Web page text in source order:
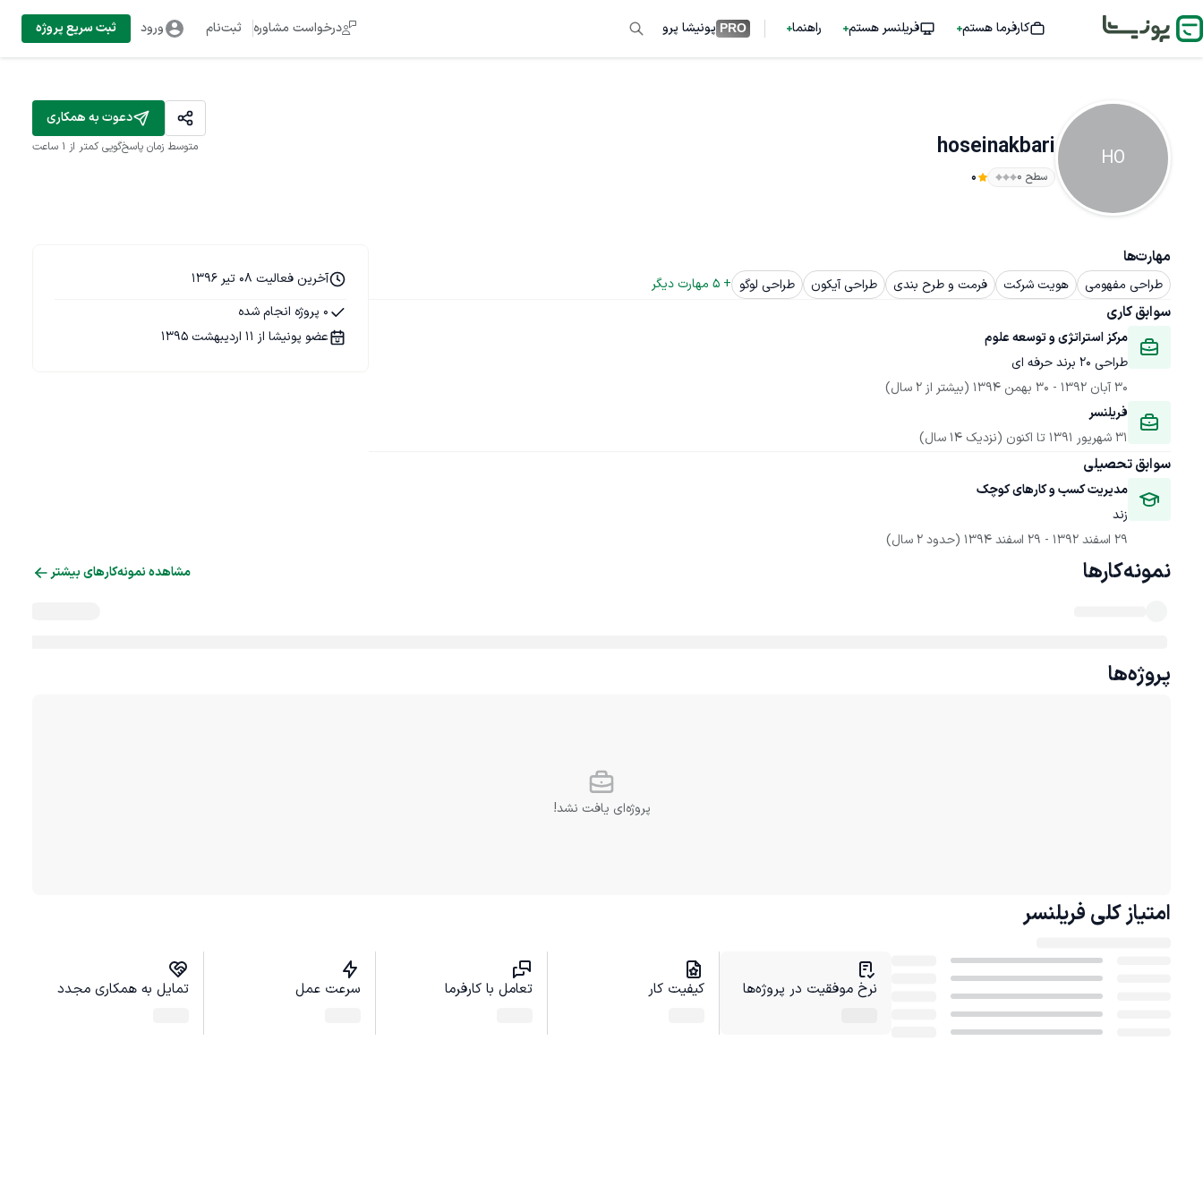
کارفرما هستم فریلنسر هستم راهنما PRO پونیشا پرو درخواست مشاوره ثبت‌نام ورود ثبت سریع پروژه
HO
hoseinakbari
سطح ۰ 0
دعوت به همکاری
متوسط زمان پاسخ‌گویی کمتر از 1 ساعت
مهارت‌ها
طراحی مفهومی هویت شرکت فرمت و طرح بندی طراحی آیکون طراحی لوگو +
5 مهارت دیگر
سوابق کاری
مرکز استراتژی و توسعه علوم
طراحی ۲۰ برند حرفه ای
30 آبان 1392
- 30 بهمن 1394
(بیشتر از 2 سال)
فریلنسر
31 شهریور 1391
تا اکنون (نزدیک 14 سال)
سوابق تحصیلی
مدیریت کسب و کارهای کوچک
زند
29 اسفند 1392
- 29 اسفند 1394 (حدود 2 سال)
آخرین فعالیت 08 تیر 1396
0 پروژه انجام شده
عضو پونیشا از 11 اردیبهشت 1395
نمونه‌کارها مشاهده نمونه‌کارهای بیشتر
پروژه‌ها
پروژه‌ای یافت نشد!
امتیاز کلی فریلنسر
نرخ موفقیت در پروژه‌ها کیفیت کار تعامل با کارفرما سرعت عمل تمایل به همکاری مجدد